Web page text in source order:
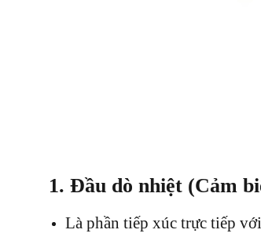
1. Đầu dò nhiệt (Cảm
Là phần tiếp xúc trực tiếp